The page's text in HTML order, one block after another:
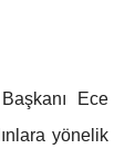
Ece
yönelik